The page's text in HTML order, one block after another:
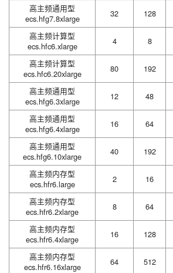
高主频通用型
ecs.hfg7.8xlarge
32 128
高主频计算型
ecs.hfc6.xlarge
4 8
高主频计算型
ecs.hfc6.20xlarge
80 192
高主频通用型
ecs.hfg6.3xlarge
12 48
高主频通用型
ecs.hfg6.4xlarge
16 64
高主频通用型
ecs.hfg6.10xlarge
40 192
高主频内存型
ecs.hfr6.large
2 16
高主频内存型
ecs.hfr6.2xlarge
8 64
高主频内存型
ecs.hfr6.4xlarge
16 128
高主频内存型
ecs.hfr6.16xlarge
64 512